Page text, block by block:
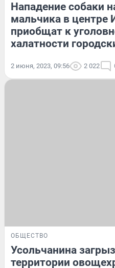
Нападение собаки
мальчика в центре
приобщат к
халатности
2 июня, 2023, 09:56 2 022
ОБЩЕСТВО
Усольчанина
территории